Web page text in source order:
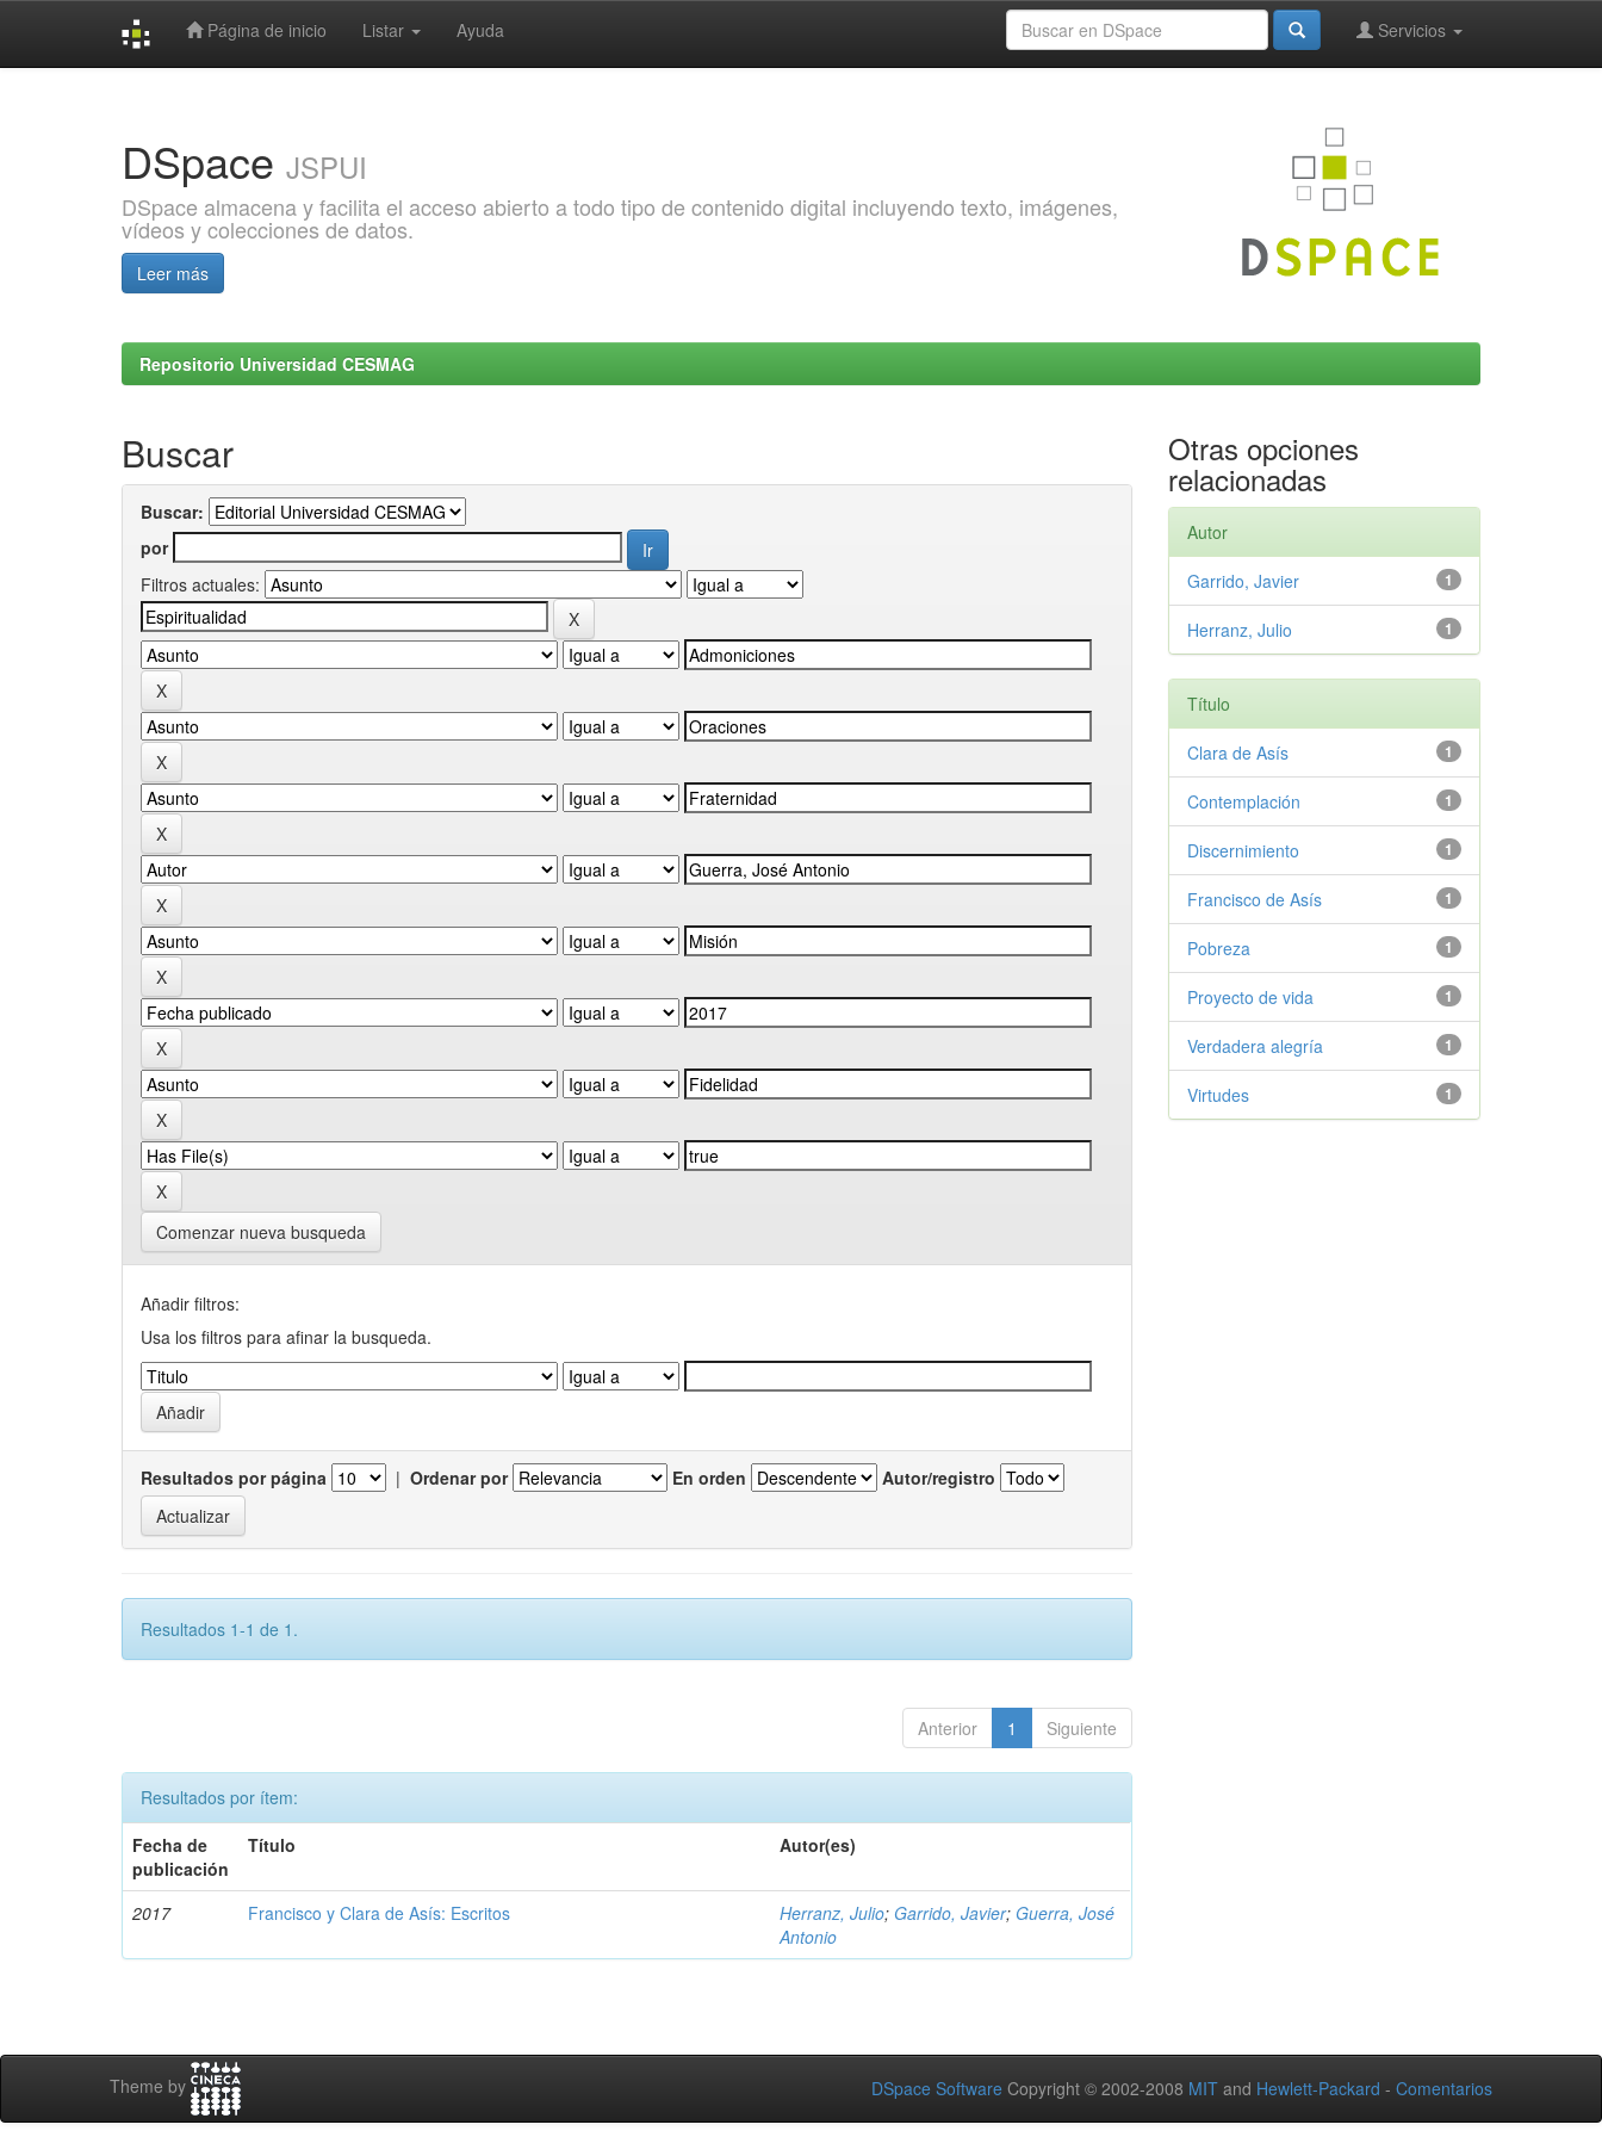
Página de inicio Listar Ayuda Servicios
DSpace JSPUI
DSpace almacena y facilita el acceso abierto a todo tipo de contenido digital incluyendo texto, imágenes,
vídeos y colecciones de datos.
Leer más
Repositorio Universidad CESMAG
Buscar
Buscar:
por
Filtros actuales:
Comenzar nueva busqueda
Añadir filtros:
Usa los filtros para afinar la busqueda.
Resultados por página | Ordenar por En orden Autor/registro
Resultados 1-1 de 1.
Anterior 1 Siguiente
Resultados por ítem:
Fecha de
publicación
Título Autor(es)
2017 Francisco y Clara de Asís: Escritos Herranz, Julio; Garrido, Javier; Guerra, José
Antonio
Otras opciones
relacionadas
Autor
1
Garrido, Javier
1
Herranz, Julio
Título
1
Clara de Asís
1
Contemplación
1
Discernimiento
1
Francisco de Asís
1
Pobreza
1
Proyecto de vida
1
Verdadera alegría
1
Virtudes
Theme by DSpace Software Copyright © 2002-2008 MIT and Hewlett-Packard - Comentarios